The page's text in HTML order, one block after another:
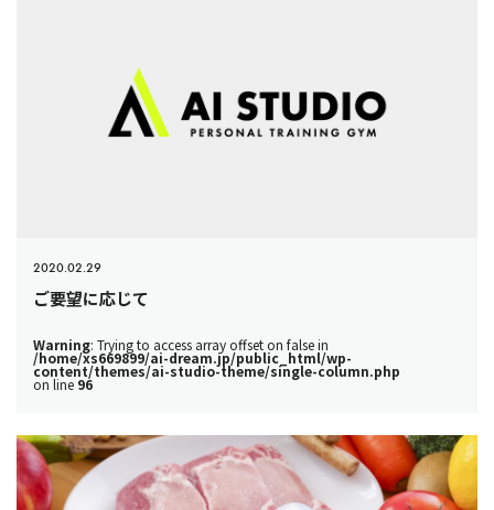
2020.02.29
ご要望に応じて
Warning: Trying to access array offset on false in
/home/xs669899/ai-dream.jp/public_html/wp-
content/themes/ai-studio-theme/single-column.php
on line 96